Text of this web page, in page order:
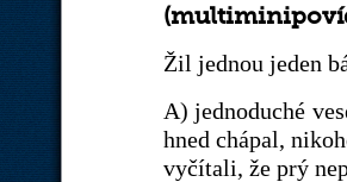
Žil jednou jeden
A) jednoduché
hned chápal,
vyčítali, že prý